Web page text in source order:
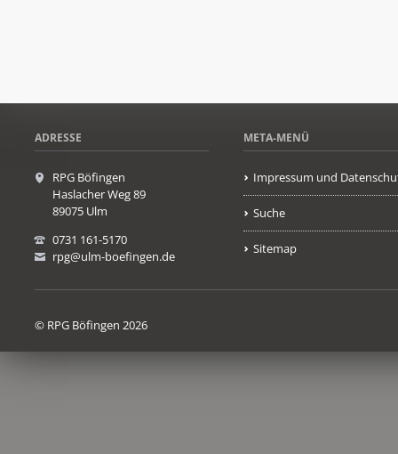
ADRESSE
RPG Böfingen
Haslacher Weg 89
89075 Ulm
0731 161-5170
rpg@ulm-boefingen.de
META-MENÜ
Impressum und
Suche
Sitemap
© RPG Böfingen 2026